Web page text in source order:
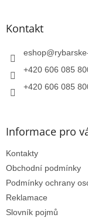
Kontakt
eshop@
+420 606 085
+420 606 085
Informace pro
Kontakty
Obchodní podmínky
Podmínky ochrany
Reklamace
Slovník pojmů